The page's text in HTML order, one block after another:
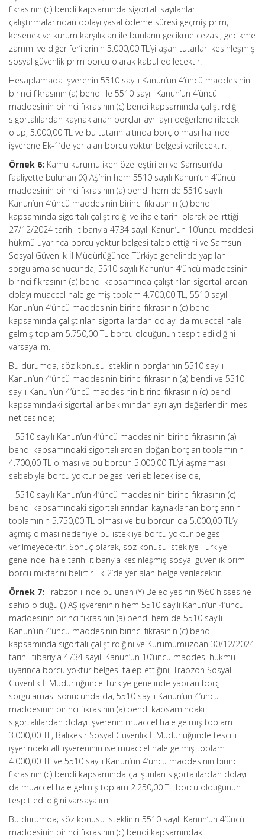
fıkrasının (c) bendi kapsamında sigortalı sayılanları
çalıştırmalarından dolayı yasal ödeme süresi geçmiş prim,
kesenek ve kurum karşılıkları ile bunların gecikme cezası, gecikme
zammı ve diğer fer’ilerinin 5.000,00 TL’yi aşan tutarları kesinleşmiş
sosyal güvenlik prim borcu olarak kabul edilecektir.
Hesaplamada işverenin 5510 sayılı Kanun’un 4’üncü maddesinin
birinci fıkrasının (a) bendi ile 5510 sayılı Kanun’un 4’üncü
maddesinin birinci fıkrasının (c) bendi kapsamında çalıştırdığı
sigortalılardan kaynaklanan borçlar ayrı ayrı değerlendirilecek
olup, 5.000,00 TL ve bu tutarın altında borç olması halinde
işverene Ek-1’de yer alan borcu yoktur belgesi verilecektir.
Örnek 6: Kamu kurumu iken özelleştirilen ve Samsun’da
faaliyette bulunan (X) AŞ’nin hem 5510 sayılı Kanun’un 4’üncü
maddesinin birinci fıkrasının (a) bendi hem de 5510 sayılı
Kanun’un 4’üncü maddesinin birinci fıkrasının (c) bendi
kapsamında sigortalı çalıştırdığı ve ihale tarihi olarak belirttiği
27/12/2024 tarihi itibarıyla 4734 sayılı Kanun’un 10’uncu maddesi
hükmü uyarınca borcu yoktur belgesi talep ettiğini ve Samsun
Sosyal Güvenlik İl Müdürlüğünce Türkiye genelinde yapılan
sorgulama sonucunda, 5510 sayılı Kanun’un 4’üncü maddesinin
birinci fıkrasının (a) bendi kapsamında çalıştırılan sigortalılardan
dolayı muaccel hale gelmiş toplam 4.700,00 TL, 5510 sayılı
Kanun’un 4’üncü maddesinin birinci fıkrasının (c) bendi
kapsamında çalıştırılan sigortalılardan dolayı da muaccel hale
gelmiş toplam 5.750,00 TL borcu olduğunun tespit edildiğini
varsayalım.
Bu durumda, söz konusu isteklinin borçlarının 5510 sayılı
Kanun’un 4’üncü maddesinin birinci fıkrasının (a) bendi ve 5510
sayılı Kanun’un 4’üncü maddesinin birinci fıkrasının (c) bendi
kapsamındaki sigortalılar bakımından ayrı ayrı değerlendirilmesi
neticesinde;
– 5510 sayılı Kanun’un 4’üncü maddesinin birinci fıkrasının (a)
bendi kapsamındaki sigortalılardan doğan borçları toplamının
4.700,00 TL olması ve bu borcun 5.000,00 TL’yi aşmaması
sebebiyle borcu yoktur belgesi verilebilecek ise de,
– 5510 sayılı Kanun’un 4’üncü maddesinin birinci fıkrasının (c)
bendi kapsamındaki sigortalılarından kaynaklanan borçlarının
toplamının 5.750,00 TL olması ve bu borcun da 5.000,00 TL’yi
aşmış olması nedeniyle bu istekliye borcu yoktur belgesi
verilmeyecektir. Sonuç olarak, söz konusu istekliye Türkiye
genelinde ihale tarihi itibarıyla kesinleşmiş sosyal güvenlik prim
borcu miktarını belirtir Ek-2’de yer alan belge verilecektir.
Örnek 7: Trabzon ilinde bulunan (Y) Belediyesinin %60 hissesine
sahip olduğu (J) AŞ işvereninin hem 5510 sayılı Kanun’un 4’üncü
maddesinin birinci fıkrasının (a) bendi hem de 5510 sayılı
Kanun’un 4’üncü maddesinin birinci fıkrasının (c) bendi
kapsamında sigortalı çalıştırdığını ve Kurumumuzdan 30/12/2024
tarihi itibarıyla 4734 sayılı Kanun’un 10’uncu maddesi hükmü
uyarınca borcu yoktur belgesi talep ettiğini, Trabzon Sosyal
Güvenlik İl Müdürlüğünce Türkiye genelinde yapılan borç
sorgulaması sonucunda da, 5510 sayılı Kanun’un 4’üncü
maddesinin birinci fıkrasının (a) bendi kapsamındaki
sigortalılardan dolayı işverenin muaccel hale gelmiş toplam
3.000,00 TL, Balıkesir Sosyal Güvenlik İl Müdürlüğünde tescilli
işyerindeki alt işvereninin ise muaccel hale gelmiş toplam
4.000,00 TL ve 5510 sayılı Kanun’un 4’üncü maddesinin birinci
fıkrasının (c) bendi kapsamında çalıştırılan sigortalılardan dolayı
da muaccel hale gelmiş toplam 2.250,00 TL borcu olduğunun
tespit edildiğini varsayalım.
Bu durumda; söz konusu isteklinin 5510 sayılı Kanun’un 4’üncü
maddesinin birinci fıkrasının (c) bendi kapsamındaki